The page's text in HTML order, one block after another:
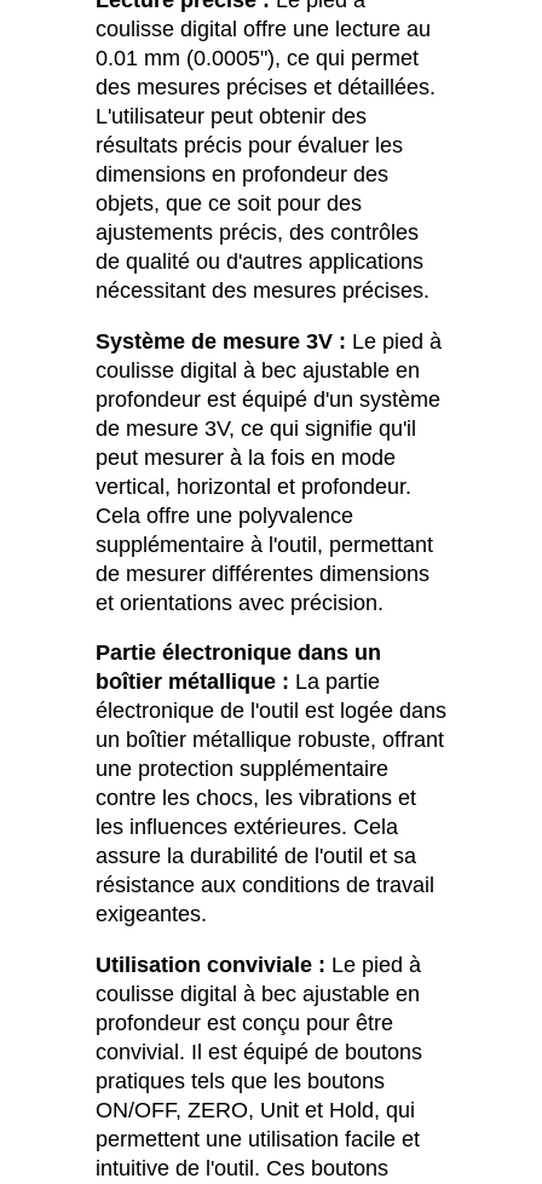
coulisse digital offre une lecture au
0.01 mm (0.0005ʺ), ce qui permet
des mesures précises et détaillées.
L'utilisateur peut obtenir des
résultats précis pour évaluer les
dimensions en profondeur des
objets, que ce soit pour des
ajustements précis, des contrôles
de qualité ou d'autres applications
nécessitant des mesures précises.
Système de mesure 3V : Le pied à
coulisse digital à bec ajustable en
profondeur est équipé d'un système
de mesure 3V, ce qui signifie qu'il
peut mesurer à la fois en mode
vertical, horizontal et profondeur.
Cela offre une polyvalence
supplémentaire à l'outil, permettant
de mesurer différentes dimensions
et orientations avec précision.
Partie électronique dans un
boîtier métallique : La partie
électronique de l'outil est logée dans
un boîtier métallique robuste, offrant
une protection supplémentaire
contre les chocs, les vibrations et
les influences extérieures. Cela
assure la durabilité de l'outil et sa
résistance aux conditions de travail
exigeantes.
Utilisation conviviale : Le pied à
coulisse digital à bec ajustable en
profondeur est conçu pour être
convivial. Il est équipé de boutons
pratiques tels que les boutons
ON/OFF, ZERO, Unit et Hold, qui
permettent une utilisation facile et
intuitive de l'outil. Ces boutons